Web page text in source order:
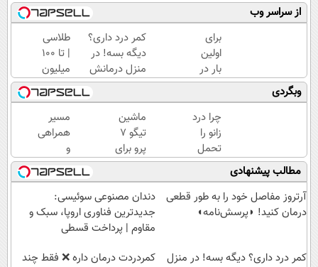
از سراسر وب
برای
اولین
بار در
ایران
🇮🇷
این
دکتر
کرم
ترمیم
کننده
23
روزه
کمر درد داری؟
دیگه بسه! در
منزل درمانش
کن
(◀پرسش‌نامه)
طلاسی
| تا 100
میلیون
وام
آنی
خرید
طلا💰
ثبت
نام
کن!
وبگردی
چرا درد
زانو را
تحمل
می‌کنی؟
خیلی
ساده
درمنزل
ماشین
تیگو 7
پرو برای
فروش
داری؟
اینجا
سریع
بفروشش
مسیر
همراهی
و
گزارش
عملکرد
گروه
اسنپ
در
مطالب پیشنهادی
آرتروز مفاصل خود را به طور قطعی
درمان کنید! ◗پرسش‌نامه◖
دندان مصنوعی سوئیسی:
جدیدترین فناوری اروپا، سبک و
مقاوم | پرداخت قسطی
کمر درد داری؟ دیگه بسه! در منزل
‌کمردردت درمان داره ❌ فقط چند